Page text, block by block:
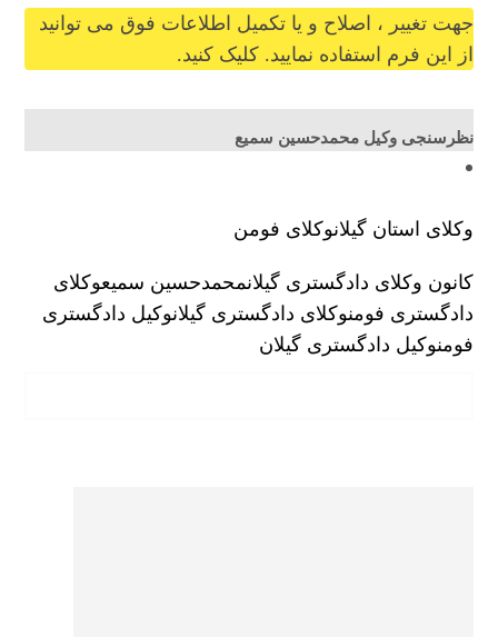
جهت تغییر ، اصلاح و یا تکمیل اطلاعات فوق می توانید
از این فرم استفاده نمایید. کلیک کنید.
نظرسنجی وکیل محمدحسین سمیع
وکلای استان گیلانوکلای فومن
کانون وکلای دادگستری گیلانمحمدحسین سمیعوکلای
دادگستری فومنوکلای دادگستری گیلانوکیل دادگستری
فومنوکیل دادگستری گیلان